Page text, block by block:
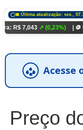
📅 Última atualização: sex.,
↗ (0,23%) | 🪙 Bitcoin:
Acesse
Preço